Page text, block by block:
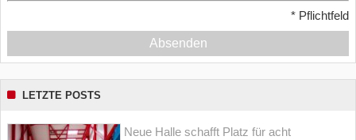
* Pflichtfeld
Absenden
LETZTE POSTS
Neue Halle schafft Platz für acht